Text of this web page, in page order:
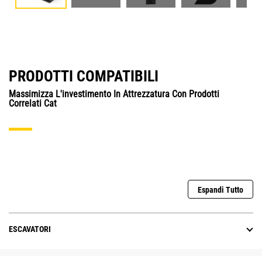
PRODOTTI COMPATIBILI
Massimizza L'investimento In Attrezzatura Con Prodotti
Correlati Cat
Espandi Tutto
ESCAVATORI